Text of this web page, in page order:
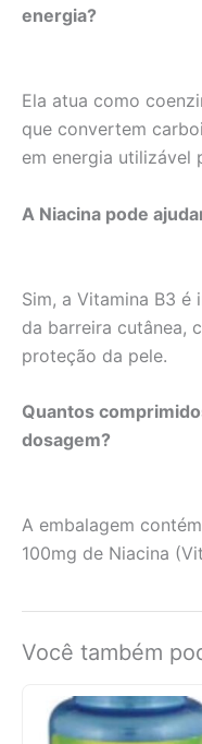
energia?
Ela atua como
que convertem
em energia utilizável
A Niacina pode
Sim, a Vitamina B3
da barreira cutânea,
proteção da pele.
Quantos
dosagem?
A embalagem
100mg de Niacina
Você também